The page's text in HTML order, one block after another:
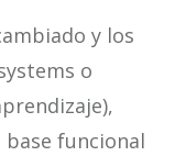
y los
o
funcional